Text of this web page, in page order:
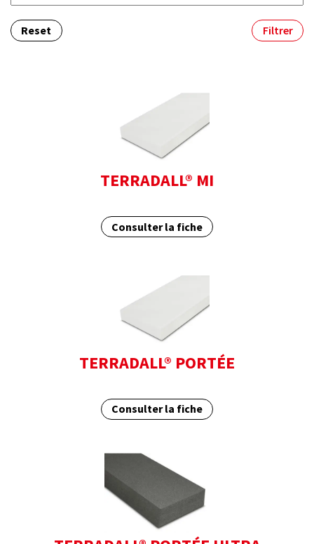
Reset Filtrer
TERRADALL® MI
Consulter la fiche
TERRADALL® PORTÉE
Consulter la fiche